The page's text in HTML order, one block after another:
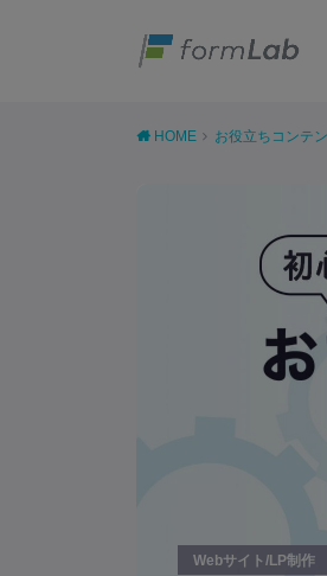
HOME お役立ちコンテ
Webサイト/LP制作